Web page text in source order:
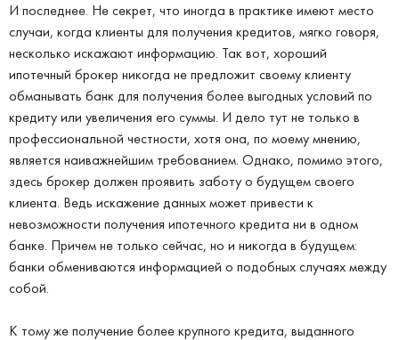
И последнее. Не секрет, что иногда в практике имеют место
случаи, когда клиенты для получения кредитов, мягко говоря,
несколько искажают информацию. Так вот, хороший
ипотечный брокер никогда не предложит своему клиенту
обманывать банк для получения более выгодных условий по
кредиту или увеличения его суммы. И дело тут не только в
профессиональной честности, хотя она, по моему мнению,
является наиважнейшим требованием. Однако, помимо этого,
здесь брокер должен проявить заботу о будущем своего
клиента. Ведь искажение данных может привести к
невозможности получения ипотечного кредита ни в одном
банке. Причем не только сейчас, но и никогда в будущем:
банки обмениваются информацией о подобных случаях между
собой.
К тому же получение более крупного кредита, выданного